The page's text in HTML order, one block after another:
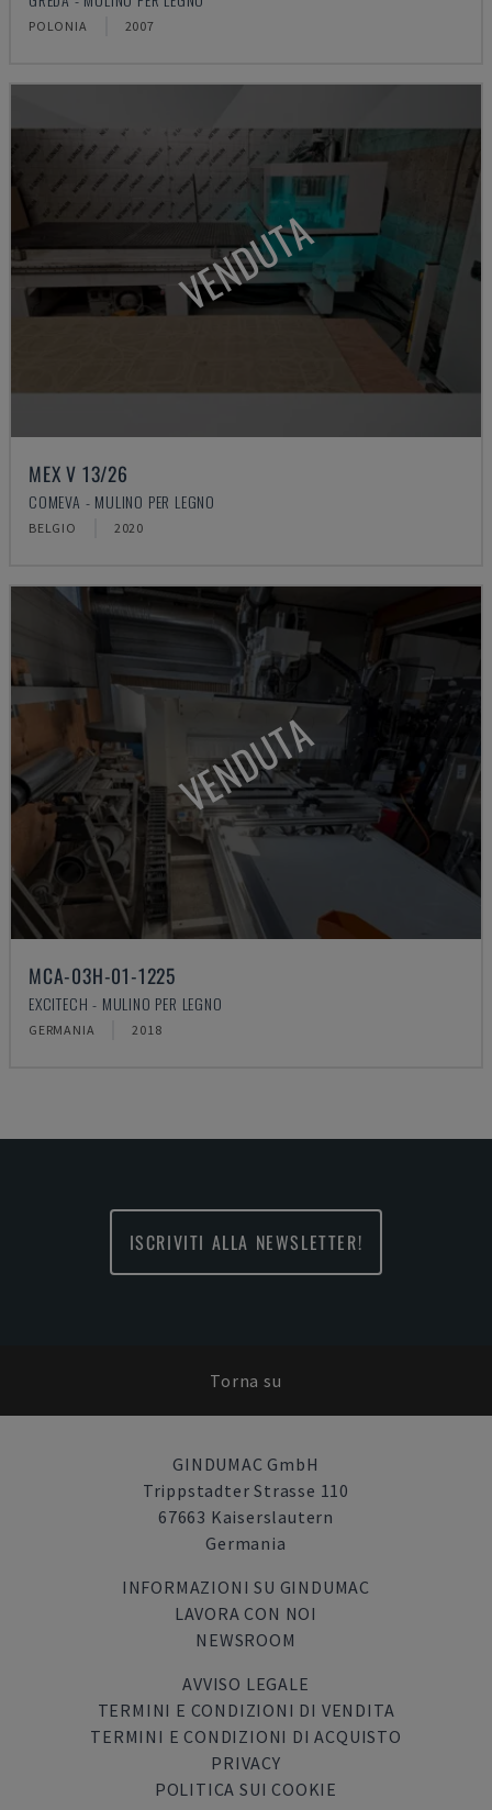
POLONIA 2007
VENDUTA
MEX V 13/26
COMEVA - MULINO PER LEGNO
BELGIO 2020
VENDUTA
MCA-03H-01-1225
EXCITECH - MULINO PER LEGNO
GERMANIA 2018
ISCRIVITI ALLA NEWSLETTER!
Torna su
GINDUMAC GmbH
Trippstadter Strasse 110
67663 Kaiserslautern
Germania
INFORMAZIONI SU GINDUMAC
LAVORA CON NOI
NEWSROOM
AVVISO LEGALE
TERMINI E CONDIZIONI DI VENDITA
TERMINI E CONDIZIONI DI ACQUISTO
PRIVACY
POLITICA SUI COOKIE